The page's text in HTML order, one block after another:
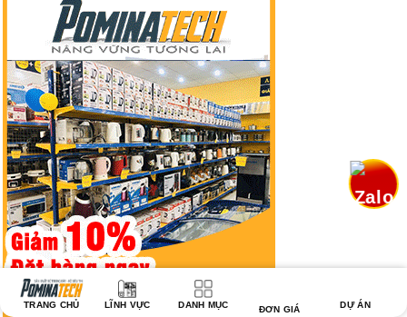
TRANG CHỦ LĨNH VỰC DANH MỤC ĐƠN GIÁ DỰ ÁN